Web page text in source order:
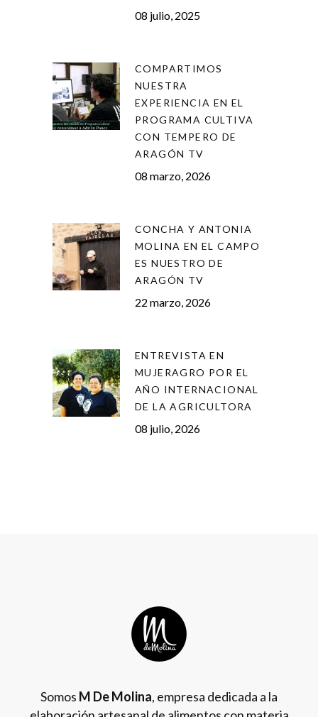
08 julio, 2025
COMPARTIMOS
NUESTRA
EXPERIENCIA EN EL
PROGRAMA CULTIVA
CON TEMPERO DE
ARAGÓN TV
08 marzo, 2026
CONCHA Y ANTONIA
MOLINA EN EL CAMPO
ES NUESTRO DE
ARAGÓN TV
22 marzo, 2026
ENTREVISTA EN
MUJERAGRO POR EL
AÑO INTERNACIONAL
DE LA AGRICULTORA
08 julio, 2026
Somos M De Molina, empresa dedicada a la